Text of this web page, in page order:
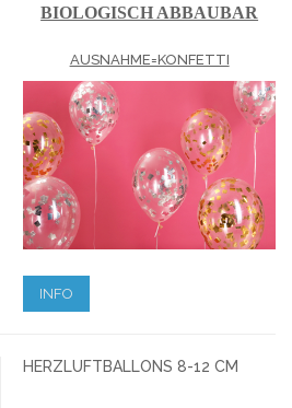
BIOLOGISCH ABBAUBAR
AUSNAHME=KONFETTI
INFO
HERZLUFTBALLONS 8-12 CM